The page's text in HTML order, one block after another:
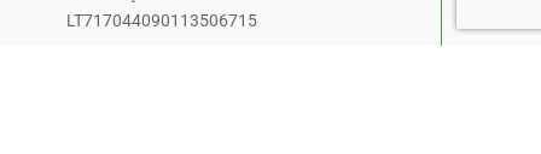
LT717044090113506715